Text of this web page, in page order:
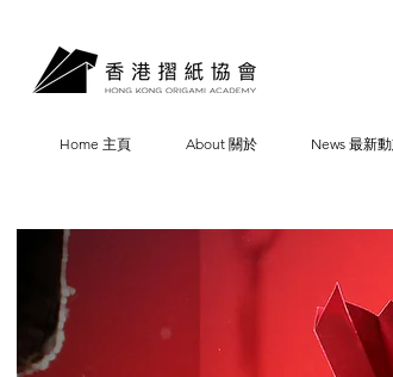
Home 主頁 About 關於 News 最新